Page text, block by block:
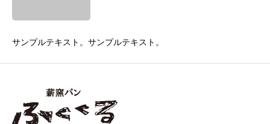
サンプルテキスト。サンプルテキスト。